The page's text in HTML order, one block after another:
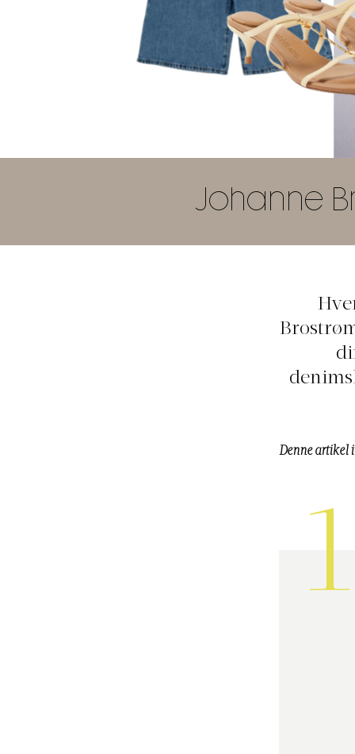
Johanne
Denne artikel
1